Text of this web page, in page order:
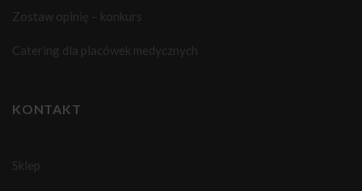
Zostaw opinię – konkurs
Catering dla placówek medycznych
KONTAKT
Sklep